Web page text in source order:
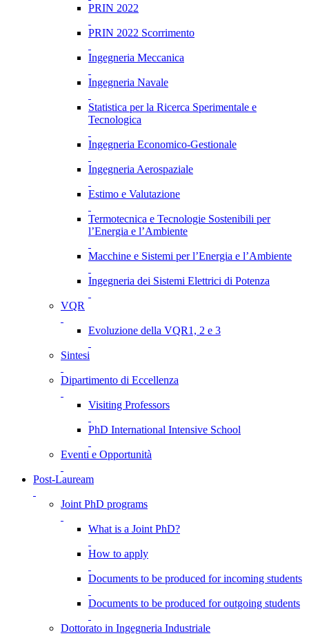
PRIN 2022
PRIN 2022 Scorrimento
Ingegneria Meccanica
Ingegneria Navale
Statistica per la Ricerca Sperimentale e
Tecnologica
Ingegneria Economico-Gestionale
Ingegneria Aerospaziale
Estimo e Valutazione
Termotecnica e Tecnologie Sostenibili per
l’Energia e l’Ambiente
Macchine e Sistemi per l’Energia e l’Ambiente
Ingegneria dei Sistemi Elettrici di Potenza
VQR
Evoluzione della VQR1, 2 e 3
Sintesi
Dipartimento di Eccellenza
Visiting Professors
PhD International Intensive School
Eventi e Opportunità
Post-Lauream
Joint PhD programs
What is a Joint PhD?
How to apply
Documents to be produced for incoming students
Documents to be produced for outgoing students
Dottorato in Ingegneria Industriale